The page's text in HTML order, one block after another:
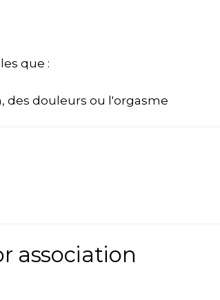
que :
des douleurs ou l'orgasme
association